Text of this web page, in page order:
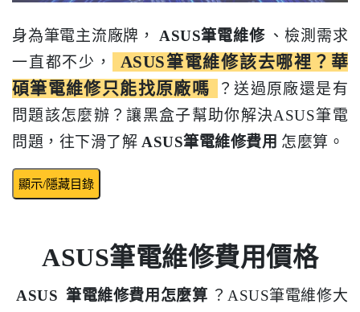
身為筆電主流廠牌， ASUS筆電維修 、檢測需求
一直都不少，
ASUS筆電維修該去哪裡？華
碩筆電維修只能找原廠嗎
？送過原廠還是有
問題該怎麼辦？讓黑盒子幫助你解決ASUS筆電
問題，往下滑了解 ASUS筆電維修費用 怎麼算。
顯示/隱藏目錄
ASUS筆電維修費用價格
ASUS 筆電維修費用怎麼算 ？ASUS筆電維修大